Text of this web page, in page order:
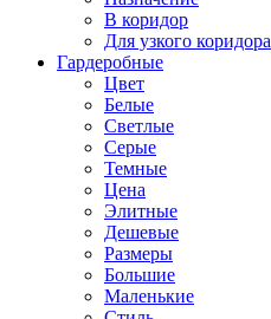
В коридор
Для узкого коридора
Гардеробные
Цвет
Белые
Светлые
Серые
Темные
Цена
Элитные
Дешевые
Размеры
Большие
Маленькие